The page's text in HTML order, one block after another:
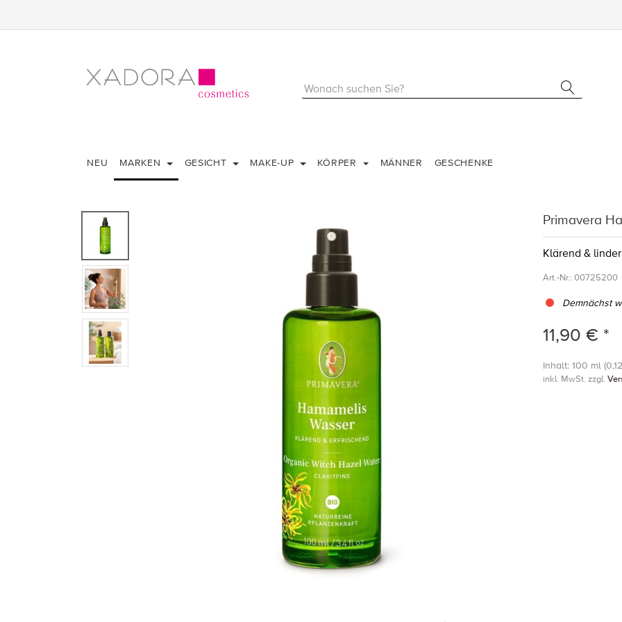
NEU MARKEN GESICHT MAKE-UP KÖRPER MÄNNER GESCHENKE
Primavera
Klärend &
Art.-Nr.: 00725200
Demnächst
11,90 € *
Inhalt: 100 ml
inkl. MwSt. zzgl.